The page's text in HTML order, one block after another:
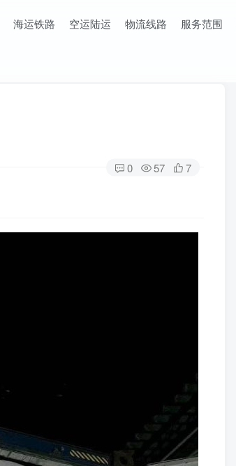
海运铁路 空运陆运 物流线路 服务范围
0 57 7